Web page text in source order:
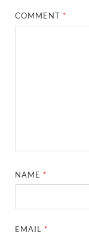
COMMENT*
NAME*
EMAIL*